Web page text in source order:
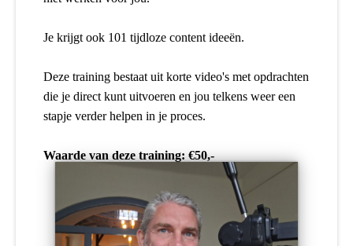
Je krijgt ook 101 tijdloze content ideeën.
Deze training bestaat uit korte video's met opdrachten
die je direct kunt uitvoeren en jou telkens weer een
stapje verder helpen in je proces.
Waarde van deze training: €50,-